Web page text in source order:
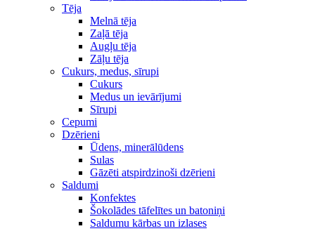
Tēja
Melnā tēja
Zaļā tēja
Augļu tēja
Zāļu tēja
Cukurs, medus, sīrupi
Cukurs
Medus un ievārījumi
Sīrupi
Cepumi
Dzērieni
Ūdens, minerālūdens
Sulas
Gāzēti atspirdzinoši dzērieni
Saldumi
Konfektes
Šokolādes tāfelītes un batoniņi
Saldumu kārbas un izlases